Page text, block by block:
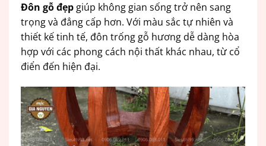
Đôn gỗ đẹp giúp không gian sống trở nên sang
trọng và đẳng cấp hơn. Với màu sắc tự nhiên và
thiết kế tinh tế, đôn trống gỗ hương dễ dàng hòa
hợp với các phong cách nội thất khác nhau, từ cổ
điển đến hiện đại.